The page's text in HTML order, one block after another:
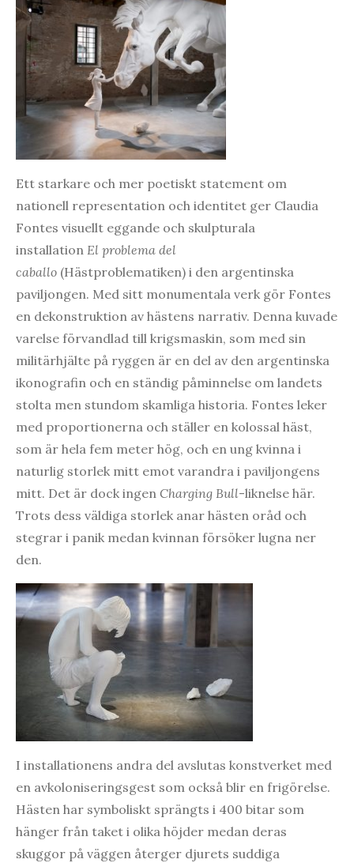
Ett starkare och mer poetiskt statement om
nationell representation och identitet ger Claudia
Fontes visuellt eggande och skulpturala
installation El problema del
caballo (Hästproblematiken) i den argentinska
paviljongen. Med sitt monumentala verk gör Fontes
en dekonstruktion av hästens narrativ. Denna kuvade
varelse förvandlad till krigsmaskin, som med sin
militärhjälte på ryggen är en del av den argentinska
ikonografin och en ständig påminnelse om landets
stolta men stundom skamliga historia. Fontes leker
med proportionerna och ställer en kolossal häst,
som är hela fem meter hög, och en ung kvinna i
naturlig storlek mitt emot varandra i paviljongens
mitt. Det är dock ingen Charging Bull-liknelse här.
Trots dess väldiga storlek anar hästen oråd och
stegrar i panik medan kvinnan försöker lugna ner
den.
I installationens andra del avslutas konstverket med
en avkoloniseringsgest som också blir en frigörelse.
Hästen har symboliskt sprängts i 400 bitar som
hänger från taket i olika höjder medan deras
skuggor på väggen återger djurets suddiga